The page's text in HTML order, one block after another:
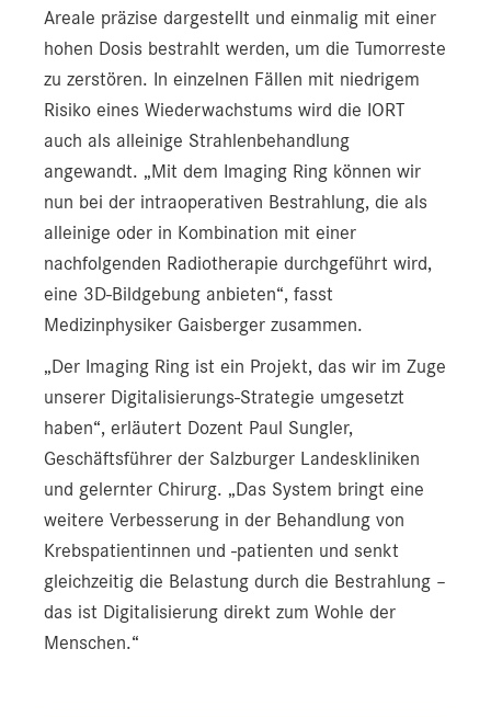
Areale präzise dargestellt und einmalig mit einer
hohen Dosis bestrahlt werden, um die Tumorreste
zu zerstören. In einzelnen Fällen mit niedrigem
Risiko eines Wiederwachstums wird die IORT
auch als alleinige Strahlenbehandlung
angewandt. „Mit dem Imaging Ring können wir
nun bei der intraoperativen Bestrahlung, die als
alleinige oder in Kombination mit einer
nachfolgenden Radiotherapie durchgeführt wird,
eine 3D-Bildgebung anbieten“, fasst
Medizinphysiker Gaisberger zusammen.
„Der Imaging Ring ist ein Projekt, das wir im Zuge
unserer Digitalisierungs-Strategie umgesetzt
haben“, erläutert Dozent Paul Sungler,
Geschäftsführer der Salzburger Landeskliniken
und gelernter Chirurg. „Das System bringt eine
weitere Verbesserung in der Behandlung von
Krebspatientinnen und -patienten und senkt
gleichzeitig die Belastung durch die Bestrahlung –
das ist Digitalisierung direkt zum Wohle der
Menschen.“